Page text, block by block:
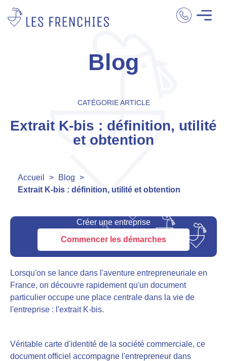
Blog
CATÉGORIE ARTICLE
Extrait K-bis : définition, utilité
et obtention
Accueil > Blog >
Extrait K-bis : définition, utilité et obtention
Créer une entreprise
Commencer les démarches
Lorsqu'on se lance dans l'aventure entrepreneuriale en
France, on découvre rapidement qu'un document
particulier occupe une place centrale dans la vie de
l'entreprise : l'extrait K-bis.
Véritable carte d'identité de la société commerciale, ce
document officiel accompagne l'entrepreneur dans